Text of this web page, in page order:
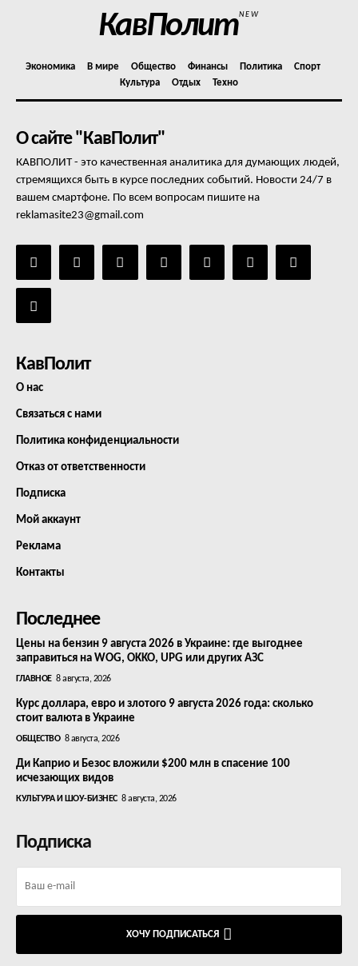
КавПолитNEW
Экономика В мире Общество Финансы Политика
Спорт
Культура
Отдых Техно
О сайте "КавПолит"
КАВПОЛИТ - это качественная аналитика для думающих людей,
стремящихся быть в курсе последних событий. Новости 24/7 в
вашем смартфоне. По всем вопросам пишите на
reklamasite23@gmail.com
КавПолит
О нас
Связаться с нами
Политика конфиденциальности
Отказ от ответственности
Подписка
Мой аккаунт
Реклама
Контакты
Последнее
Цены на бензин 9 августа 2026 в Украине: где выгоднее
заправиться на WOG, OKKO, UPG или других АЗС
ГЛАВНОЕ 8 августа, 2026
Курс доллара, евро и злотого 9 августа 2026 года: сколько
стоит валюта в Украине
ОБЩЕСТВО 8 августа, 2026
Ди Каприо и Безос вложили $200 млн в спасение 100
исчезающих видов
КУЛЬТУРА И ШОУ-БИЗНЕС 8 августа, 2026
Подписка
ХОЧУ ПОДПИСАТЬСЯ